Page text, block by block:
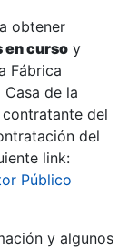
obtener
en curso y
Fábrica
de la
del
del
link:
Público
y algunos